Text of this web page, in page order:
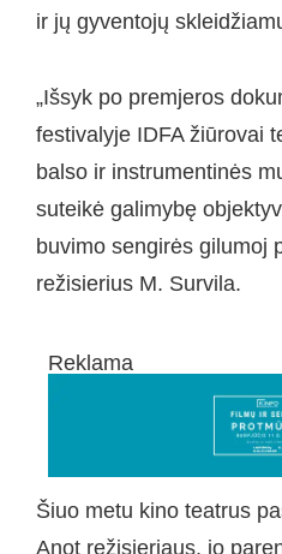
ir jų gyventojų
„Išsyk po premjeros
festivalyje IDFA žiūrovai
balso ir instrumentinės
suteikė galimybę
buvimo sengirės gilumoj
režisierius M. Survila.
Reklama
Šiuo metu kino teatrus
Anot režisieriaus, jo